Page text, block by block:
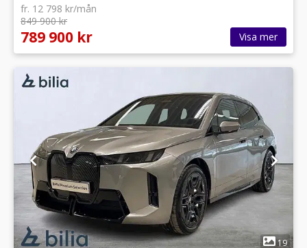
fr. 12 798 kr/mån
849 900 kr
789 900 kr Visa mer
1 19